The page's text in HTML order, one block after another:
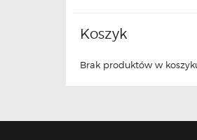
Koszyk
Brak produktów w